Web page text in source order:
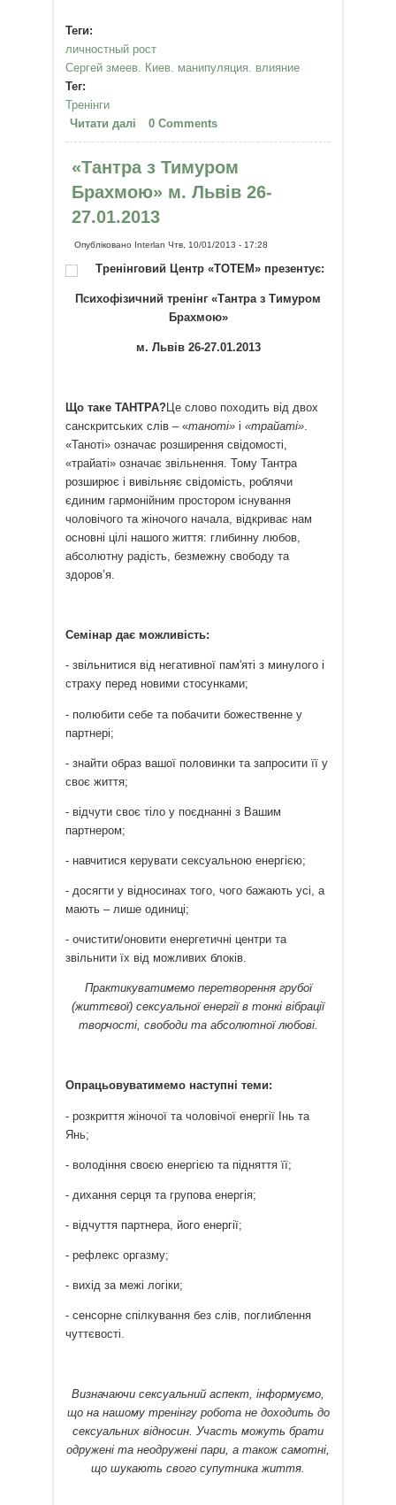
Теги:
личностный рост
Сергей змеев. Киев. манипуляция. влияние
Тег:
Тренінги
Читати далі про Мастер влияния
0 Comments
«Тантра з Тимуром
Брахмою» м. Львів 26-
27.01.2013
Опубліковано Interlan Чтв, 10/01/2013 - 17:28
Тренінговий Центр «ТОТЕМ» презентує:
Психофізичний тренінг «Тантра з Тимуром
Брахмою»
м. Львів 26-27.01.2013
Що таке ТАНТРА?Це слово походить від двох
санскритських слів – «таноті»і «трайаті».
«Таноті» означає розширення свідомості,
«трайаті» означає звільнення. Тому Тантра
розширює і вивільняє свідомість, роблячи
єдиним гармонійним простором існування
чоловічого та жіночого начала, відкриває нам
основні цілі нашого життя: глибинну любов,
абсолютну радість, безмежну свободу та
здоров’я.
Семінар дає можливість:
- звільнитися від негативної пам'яті з минулого і
страху перед новими стосунками;
- полюбити себе та побачити божественне у
партнері;
- знайти образ вашої половинки та запросити її у
своє життя;
- відчути своє тіло у поєднанні з Вашим
партнером;
- навчитися керувати сексуальною енергією;
- досягти у відносинах того, чого бажають усі, а
мають – лише одиниці;
- очистити/оновити енергетичні центри та
звільнити їх від можливих блоків.
Практикуватимемо перетворення грубої
(життєвої) сексуальної енергії в тонкі вібрації
творчості, свободи та абсолютної любові.
Опрацьовуватимемо наступні теми:
- розкриття жіночої та чоловічої енергії Інь та
Янь;
- володіння своєю енергією та підняття її;
- дихання серця та групова енергія;
- відчуття партнера, його енергії;
- рефлекс оргазму;
- вихід за межі логіки;
- сенсорне спілкування без слів, поглиблення
чуттєвості.
Визначаючи сексуальний аспект, інформуємо,
що на нашому тренінгу робота не доходить до
сексуальних відносин. Участь можуть брати
одружені та неодружені пари, а також самотні,
що шукають свого супутника життя.